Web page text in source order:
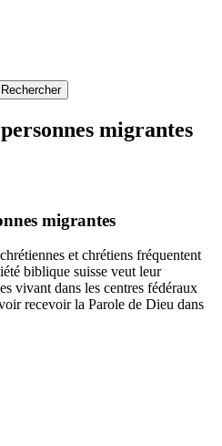
migrantes
migrantes
et chrétiens fréquentent
biblique suisse veut leur
vivant dans les centres fédéraux
recevoir la Parole de Dieu dans